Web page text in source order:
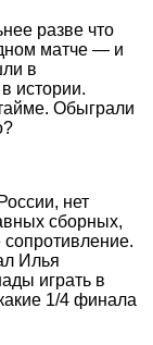
разве что
матче — и
в
истории.
Обыграли
нет
сборных,
Илья
играть в
1/4 финала